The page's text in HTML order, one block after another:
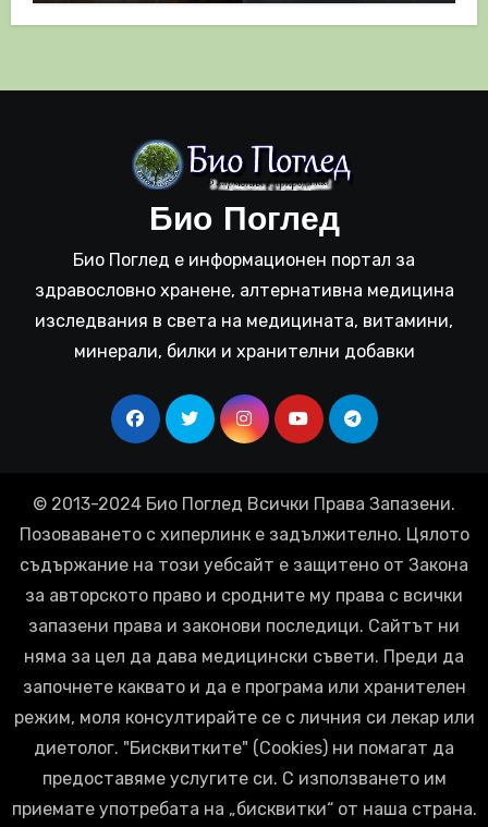
Био Поглед
Био Поглед е информационен портал за
здравословно хранене, алтернативна медицина
изследвания в света на медицината, витамини,
минерали, билки и хранителни добавки
© 2013-2024 Био Поглед Всички Права Запазени.
Позоваването с хиперлинк е задължително. Цялото
съдържание на този уебсайт е защитено от Закона
за авторското право и сродните му права с всички
запазени права и законови последици. Сайтът ни
няма за цел да дава медицински съвети. Преди да
започнете каквато и да е програма или хранителен
режим, моля консултирайте се с личния си лекар или
диетолог. "Бисквитките" (Cookies) ни помагат да
предоставяме услугите си. С използването им
приемате употребата на „бисквитки“ от наша страна.